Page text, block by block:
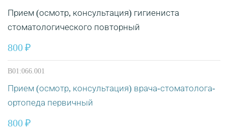
Прием (осмотр, консультация) гигиениста
стоматологического повторный
800
B01:066.001
Прием (осмотр, консультация) врача-стоматолога-
ортопеда первичный
800